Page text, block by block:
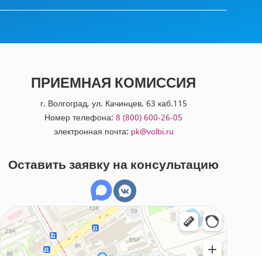
ПРИЕМНАЯ КОМИССИЯ
г. Волгоград, ул. Качинцев, 63 каб.115
Номер телефона: 8 (800) 600-26-05
электронная почта: pk@volbi.ru
Оставить заявку на консультацию